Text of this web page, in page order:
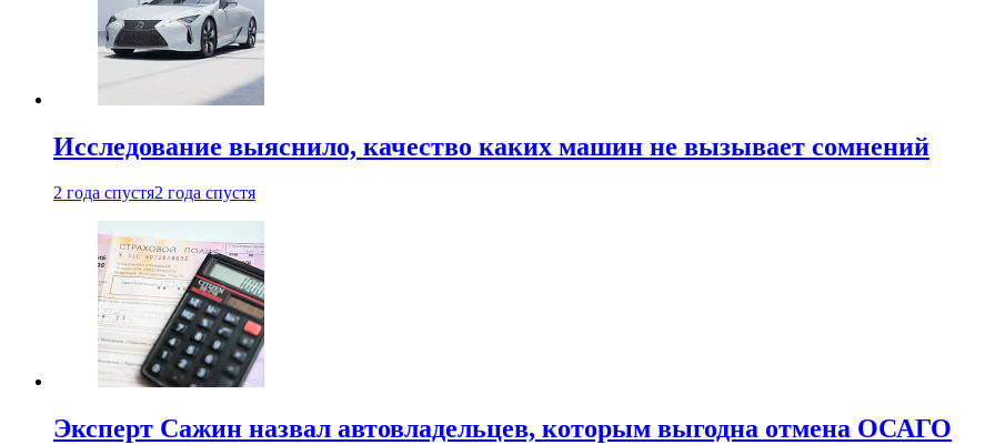
Исследование выяснило, качество каких машин не вызывает сомнений
2 года спустя2 года спустя
Эксперт Сажин назвал автовладельцев, которым выгодна отмена ОСАГО